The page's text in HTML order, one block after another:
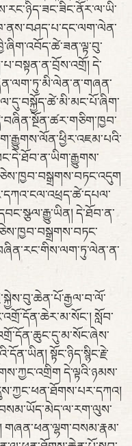
དེ་
དེ་ཐོབ་ན་
སློབ་
སྟོང་ཉིད་སྙིང་རྗེ་
དེ་ལྟའི་ཉམས་
གཞན་ཕན་ལྷག་བསམ་རྣམ་